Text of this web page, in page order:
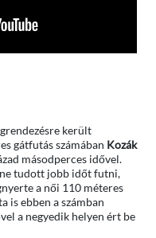
került
gátfutás számában Kozák
másodperces idővel.
tudott jobb időt futni,
a női 110 méteres
is ebben a számban
a negyedik helyen ért be